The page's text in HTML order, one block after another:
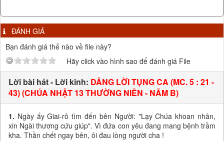
ĐÁNH GIÁ
Bạn đánh giá thế nào về file này?
Hãy click vào hình sao để đánh giá File
Lời bài hát - Lời kinh: DÂNG LỜI TỤNG CA (MC. 5 : 21 -
43) (CHÚA NHẬT 13 THƯỜNG NIÊN - NĂM B)
1. Ngày ấy Giai-rô tìm đến bên Người: "Lạy Chúa khoan nhân,
xin Ngài thương cứu giúp". Vì đứa con yêu đang mang bệnh trầm
kha. Thần chết ngay bên, ôi đau lòng người cha !